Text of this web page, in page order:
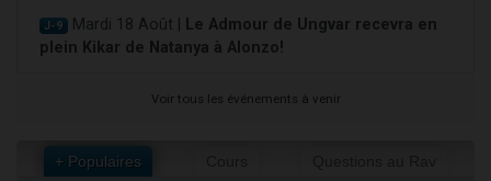
J-9 Mardi 18 Août |
Le Admour de Ungvar recevra en
plein Kikar de Natanya à Alonzo!
Voir tous les événements à venir
+ Populaires